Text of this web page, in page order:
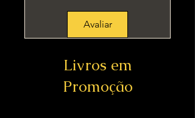
Avaliar
Livros em
Promoção